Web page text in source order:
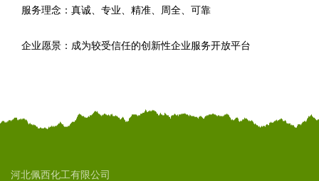
服务理念：真诚、专业、精准、周全、可靠
企业愿景：成为较受信任的创新性企业服务开放平台
河北佩西化工有限公司